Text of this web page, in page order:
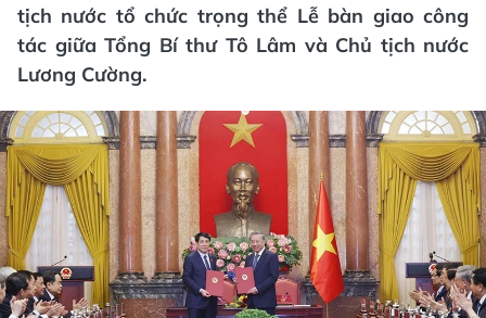
tịch nước tổ chức trọng thể Lễ bàn giao công
tác giữa Tổng Bí thư Tô Lâm và Chủ tịch nước
Lương Cường.